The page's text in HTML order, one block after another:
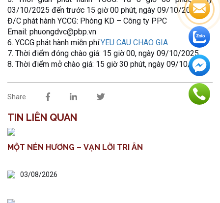
03/10/2025 đến trước 15 giờ 00 phút, ngày 09/10/2025.
Đ/C phát hành YCCG: Phòng KD – Công ty PPC
Email: phuongdvc@pbp.vn
6. YCCG phát hành miễn phí:YEU CAU CHAO GIA
7. Thời điểm đóng chào giá: 15 giờ 00, ngày 09/10/2025
8. Thời điểm mở chào giá: 15 giờ 30 phút, ngày 09/10/2025
Share
TIN LIÊN QUAN
MỘT NÉN HƯƠNG – VẠN LỜI TRI ÂN
03/08/2026